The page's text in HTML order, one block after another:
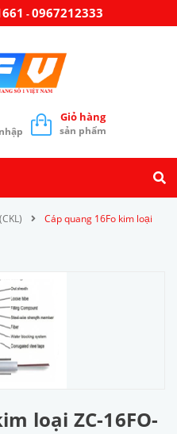
-0967212333
Giỏ hàng
sản phẩm
Cáp quang 16Fo kim loại
loại ZC-16FO-